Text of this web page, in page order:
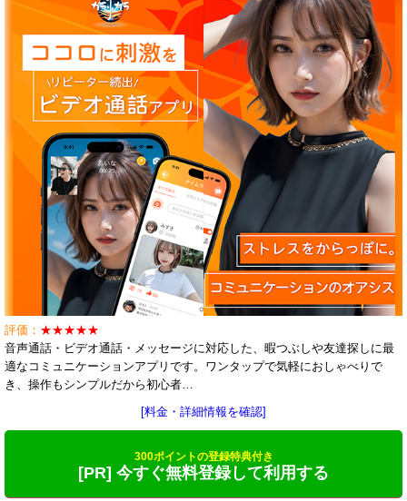
評価： ★★★★★
音声通話・ビデオ通話・メッセージに対応した、暇つぶしや友達探しに最
適なコミュニケーションアプリです。ワンタップで気軽におしゃべりで
き、操作もシンプルだから初心者…
[料金・詳細情報を確認]
300ポイントの登録特典付き
[PR] 今すぐ無料登録して利用する